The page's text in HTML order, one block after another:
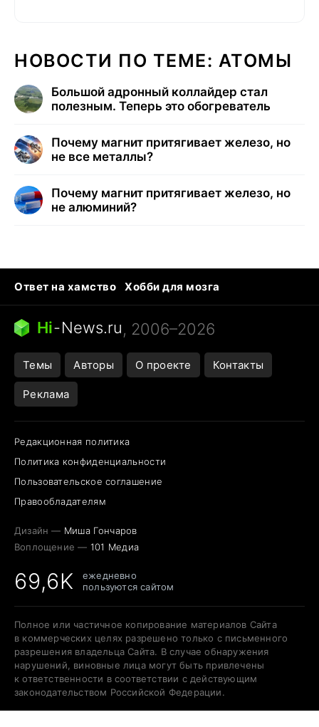
НОВОСТИ ПО ТЕМЕ: АТОМЫ
Большой адронный коллайдер стал
полезным. Теперь это обогреватель
Почему магнит притягивает железо, но
не все металлы?
Почему магнит притягивает железо, но
не алюминий?
Ответ на хамство
Хобби для мозга
Бензин 100 vs 95
Тунцы в океанариуме
Следующая пандемия
Hi-News.ru, 2006–2026
Темы Авторы О проекте Контакты
Реклама
Редакционная политика
Политика конфиденциальности
Пользовательское соглашение
Правообладателям
Дизайн — Миша Гончаров
Воплощение — 101 Медиа
69,6K
ежедневно
пользуются сайтом
Полное или частичное копирование материалов Сайта
в коммерческих целях разрешено только с письменного
разрешения владельца Сайта. В случае обнаружения
нарушений, виновные лица могут быть привлечены
к ответственности в соответствии с действующим
законодательством Российской Федерации.